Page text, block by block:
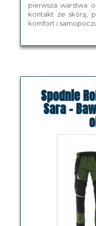
pierwsza warstwa
kontakt ze skórą,
komfort i
Spodnie
Sara -